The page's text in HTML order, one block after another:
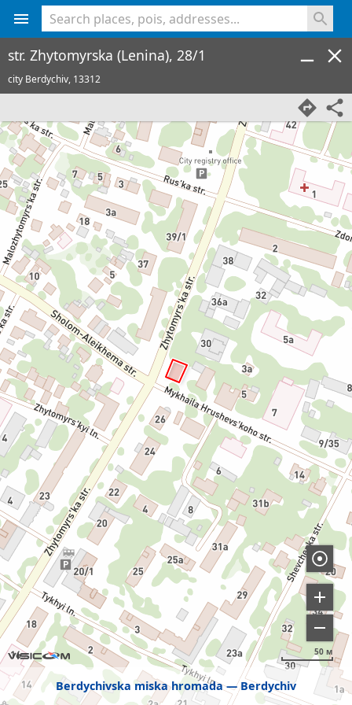
Berdychivska miska hromada Berdychiv
50 м
str. Zhytomyrska (Lenina), 28/1
city Berdychiv, 13312
<% console.log(hcard) %>